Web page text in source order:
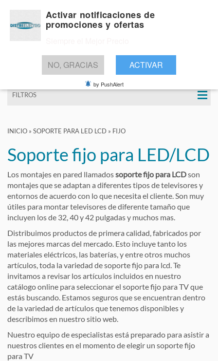
FILTROS
INICIO » SOPORTE PARA LED LCD » FIJO
Soporte fijo para LED/LCD
Los montajes en pared llamadossoporte fijo para LCDson
montajes que se adaptan a diferentes tipos de televisores y
entornos de acuerdo con lo que necesita el cliente. Son muy
útiles para montar televisores de diferente tamaño que
incluyen los de 32, 40 y 42 pulgadas y muchos mas.
Distribuimos productos de primera calidad, fabricados por
las mejores marcas del mercado. Esto incluye tanto los
materiales eléctricos, las baterías, y entre otros muchos
artículos, toda la variedad de soporte fijo para lcd. Te
invitamos a revisar los artículos incluidos en nuestro
catálogo online para seleccionar el soporte fijo para TV que
estás buscando. Estamos seguros que se encuentran dentro
de la variedad de artículos que tenemos disponibles y
describimos en nuestro sitio web.
Nuestro equipo de especialistas está preparado para asistir a
nuestros clientes en el momento de elegir un soporte fijo
para TV
Activar notificaciones de
promociones y ofertas
NO, GRACIAS ACTIVAR
by PushAlert